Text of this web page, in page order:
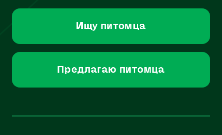
Ищу питомца
Предлагаю питомца